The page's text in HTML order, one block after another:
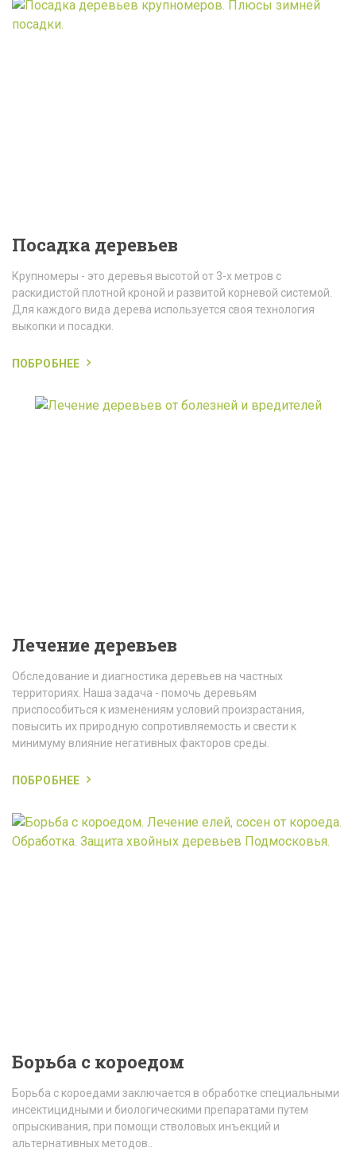
Посадка деревьев
Крупномеры - это деревья высотой от 3-х метров с
раскидистой плотной кроной и развитой корневой системой.
Для каждого вида дерева используется своя технология
выкопки и посадки.
ПОБРОБНЕЕ
Лечение деревьев
Обследование и диагностика деревьев на частных
территориях. Наша задача - помочь деревьям
приспособиться к изменениям условий произрастания,
повысить их природную сопротивляемость и свести к
минимуму влияние негативных факторов среды.
ПОБРОБНЕЕ
Борьба с короедом
Борьба с короедами заключается в обработке специальными
инсектицидными и биологическими препаратами путем
опрыскивания, при помощи стволовых инъекций и
альтернативных методов..